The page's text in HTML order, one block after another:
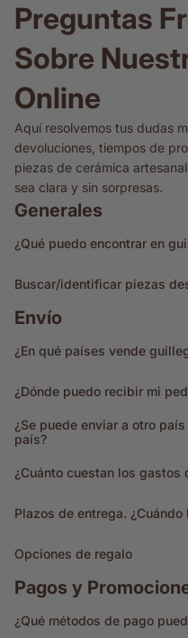
Preguntas
Sobre
Online
Aquí resolvemos tus dudas
devoluciones, tiempos de
piezas de cerámica
sea clara y sin sorpresas.
Generales
¿Qué puedo encontrar en
Buscar/identificar piezas
Envío
¿En qué países vende
¿Dónde puedo recibir mi
¿Se puede enviar a otro
país?
¿Cuánto cuestan los gastos
Plazos de entrega.
Opciones de regalo
Pagos y
¿Qué métodos de pago